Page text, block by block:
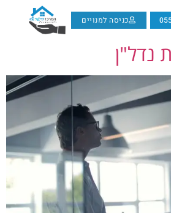
כניסה למנויים
נדל"ן